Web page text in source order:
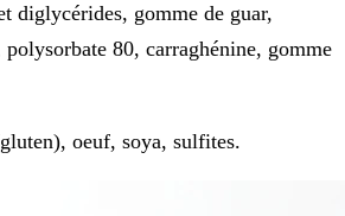
diglycérides, gomme de guar,
80, carraghénine, gomme
oeuf, soya, sulfites.